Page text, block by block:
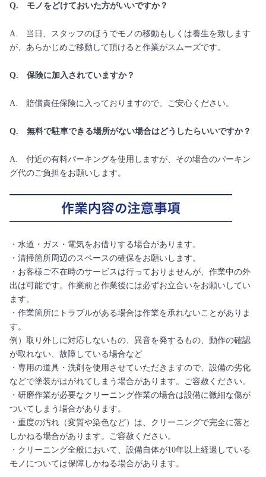
Q. モノをどけておいた方がいいですか？
A. 当日、スタッフのほうでモノの移動もしくは養生を致します
が、あらかじめご移動して頂けると作業がスムーズです。
Q. 保険に加入されていますか？
A. 賠償責任保険に入っておりますので、ご安心ください。
Q. 無料で駐車できる場所がない場合はどうしたらいいですか？
A. 付近の有料パーキングを使用しますが、その場合のパーキン
グ代のご負担をお願いします。
・水道・ガス・電気をお借りする場合があります。
・清掃箇所周辺のスペースの確保をお願いします。
・お客様ご不在時のサービスは行っておりませんが、作業中の外
出は可能です。作業前と作業後には必ずお立合いをお願いしてい
ます。
・作業箇所にトラブルがある場合は作業を承れないことがありま
す。
例）取り外しに対応しないもの、異音を発するもの、動作の確認
が取れない、故障している場合など
・専用の道具・洗剤を使用させていただきますので、設備の劣化
などで塗装がはがれてしまう場合があります。ご容赦ください。
・研磨作業が必要なクリーニング作業の場合は設備に微細な傷が
ついてしまう場合があります。
・重度の汚れ（変質や染色など）は、クリーニングで完全に落と
しかねる場合があります。ご容赦ください。
・クリーニング全般において、設備自体が10年以上経過している
モノについては保障しかねる場合があります。